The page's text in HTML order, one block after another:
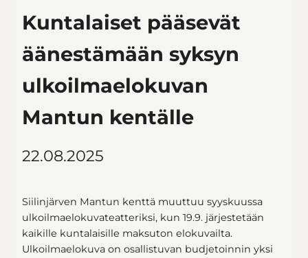
Kuntalaiset pääsevät
äänestämään syksyn
ulkoilmaelokuvan
Mantun kentälle
22.08.2025
Siilinjärven Mantun kenttä muuttuu syyskuussa
ulkoilmaelokuvateatteriksi, kun 19.9. järjestetään
kaikille kuntalaisille maksuton elokuvailta.
Ulkoilmaelokuva on osallistuvan budjetoinnin yksi